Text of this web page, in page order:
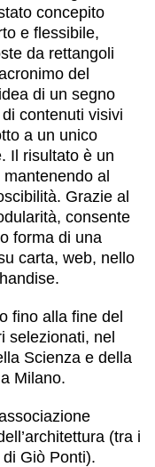
concepito
e flessibile,
da rettangoli
del
di un segno
contenuti visivi
a un unico
Il risultato è un
al
Grazie al
consente
forma di una
carta, web, nello
fino alla fine del
selezionati, nel
Scienza e della
Milano.
(tra i
Giò Ponti).